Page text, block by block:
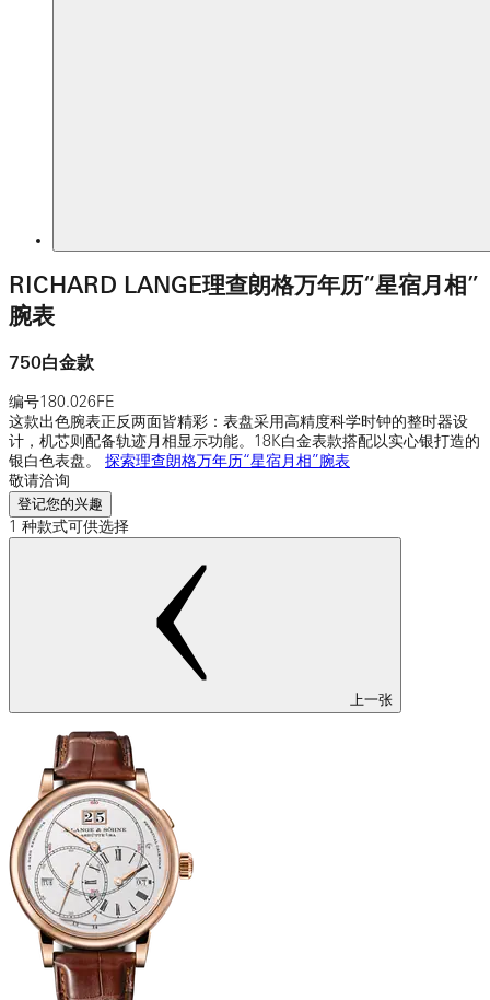
RICHARD LANGE理查朗格万年历“星宿月相”
腕表
750白金款
编号180.026FE
这款出色腕表正反两面皆精彩：表盘采用高精度科学时钟的整时器设
计，机芯则配备轨迹月相显示功能。18K白金表款搭配以实心银打造的
银白色表盘。 探索理查朗格万年历“星宿月相”腕表
敬请洽询
登记您的兴趣
1 种款式可供选择
上一张